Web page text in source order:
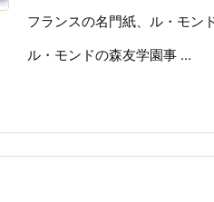
フランスの名門紙、ル・モン
ル・モンドの森友学園事 ...